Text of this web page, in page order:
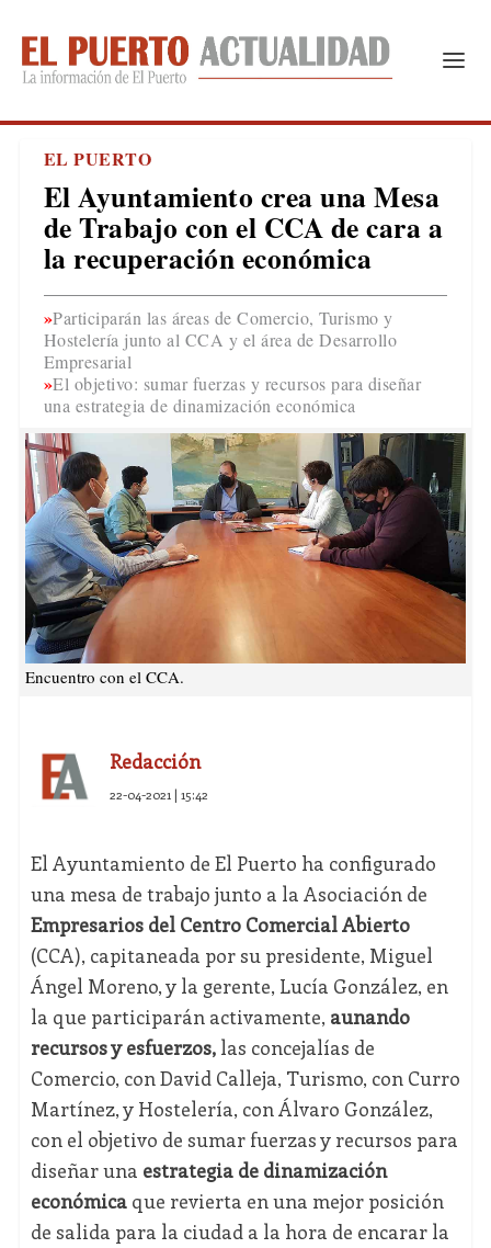
EL PUERTO
El Ayuntamiento crea una Mesa
de Trabajo con el CCA de cara a
la recuperación económica
Participarán las áreas de Comercio, Turismo y
Hostelería junto al CCA y el área de Desarrollo
Empresarial
El objetivo: sumar fuerzas y recursos para diseñar
una estrategia de dinamización económica
Encuentro con el CCA.
Redacción
22-04-2021 | 15:42
El Ayuntamiento de El Puerto ha configurado
una mesa de trabajo junto a la Asociación de
Empresarios del Centro Comercial Abierto
(CCA), capitaneada por su presidente, Miguel
Ángel Moreno, y la gerente, Lucía González, en
la que participarán activamente, aunando
recursos y esfuerzos,las concejalías de
Comercio, con David Calleja, Turismo, con Curro
Martínez, y Hostelería, con Álvaro González,
con el objetivo de sumar fuerzas y recursos para
diseñar una estrategia de dinamización
económicaque revierta en una mejor posición
de salida para la ciudad a la hora de encarar la